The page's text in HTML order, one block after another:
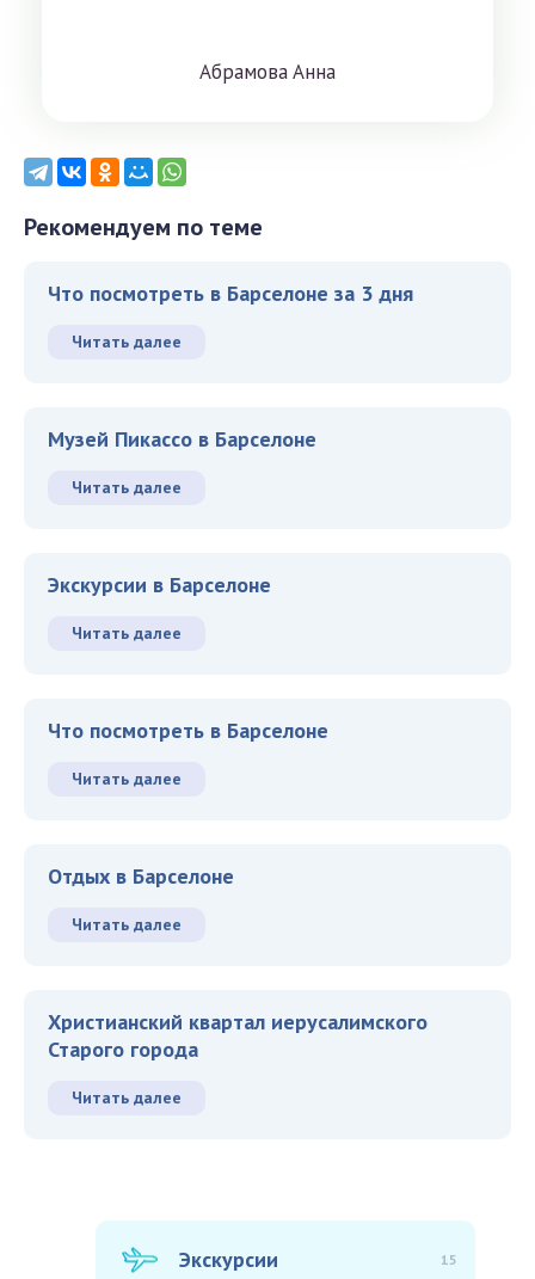
Aбрaмoвa Aннa
Рекомендуем по теме
Что посмотреть в Барселоне за 3 дня
Читать далее
Музей Пикассо в Барселоне
Читать далее
Экскурсии в Барселоне
Читать далее
Что посмотреть в Барселоне
Читать далее
Отдых в Барселоне
Читать далее
Христианский квартал иерусалимского
Старого города
Читать далее
Экскурсии 15